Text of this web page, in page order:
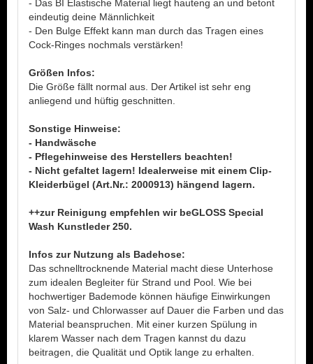
- Das BI Elastische Material liegt hauteng an und betont
eindeutig deine Männlichkeit
- Den Bulge Effekt kann man durch das Tragen eines
Cock-Ringes nochmals verstärken!
Größen Infos:
Die Größe fällt normal aus. Der Artikel ist sehr eng
anliegend und hüftig geschnitten.
Sonstige Hinweise:
- Handwäsche
- Pflegehinweise des Herstellers beachten!
- Nicht gefaltet lagern! Idealerweise mit einem Clip-
Kleiderbügel (Art.Nr.: 2000913) hängend lagern.
++zur Reinigung empfehlen wir beGLOSS Special
Wash Kunstleder 250.
Infos zur Nutzung als Badehose:
Das schnelltrocknende Material macht diese Unterhose
zum idealen Begleiter für Strand und Pool. Wie bei
hochwertiger Bademode können häufige Einwirkungen
von Salz- und Chlorwasser auf Dauer die Farben und das
Material beanspruchen. Mit einer kurzen Spülung in
klarem Wasser nach dem Tragen kannst du dazu
beitragen, die Qualität und Optik lange zu erhalten.